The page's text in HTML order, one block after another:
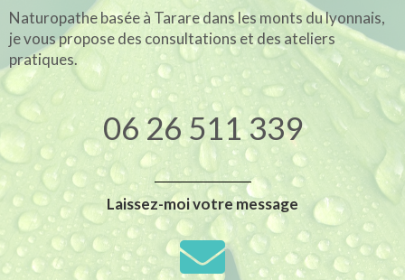
Naturopathe basée à Tarare dans les monts du lyonnais,
je vous propose des consultations et des ateliers
pratiques.
06 26 511 339
Laissez-moi votre message